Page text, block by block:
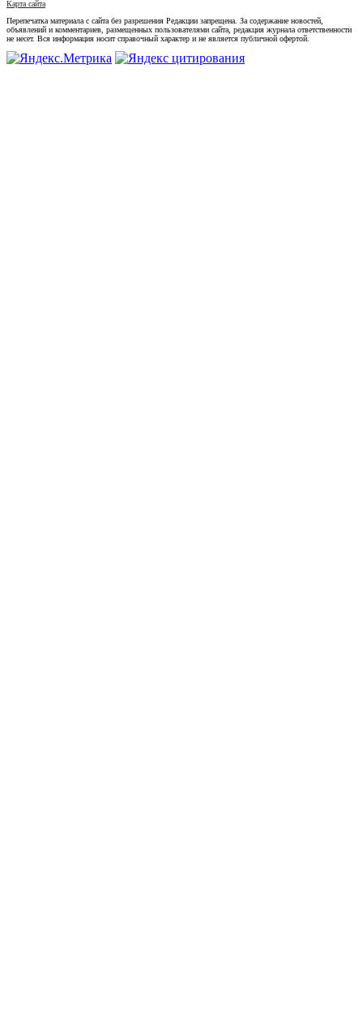
Карта сайта
Перепечатка материала с сайта без разрешения Редакции запрещена. За содержание новостей,
объявлений и комментариев, размещенных пользователями сайта, редакция журнала ответственности
не несет. Вся информация носит справочный характер и не является публичной офертой.